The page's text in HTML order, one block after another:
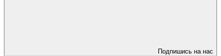
Подпишись на нас